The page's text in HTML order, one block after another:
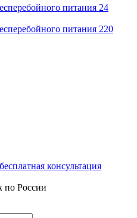
питания 24
питания 220
бесплатная консультация
по России